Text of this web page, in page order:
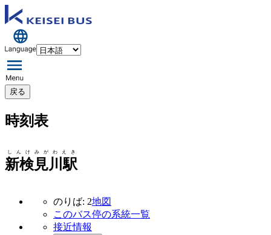
戻る
時刻表
新検見川駅
しんけみがわえき
のりば: 2地図
このバス停の系統一覧
接近情報